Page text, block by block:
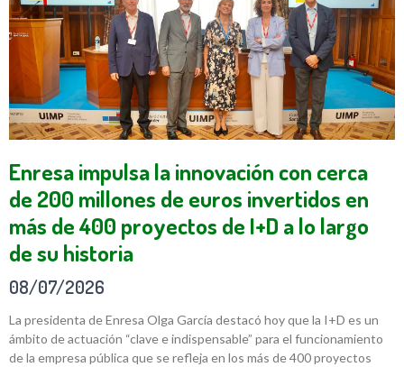
Enresa impulsa la innovación con cerca
de 200 millones de euros invertidos en
más de 400 proyectos de I+D a lo largo
de su historia
08/07/2026
La presidenta de Enresa Olga García destacó hoy que la I+D es un
ámbito de actuación “clave e indispensable” para el funcionamiento
de la empresa pública que se refleja en los más de 400 proyectos